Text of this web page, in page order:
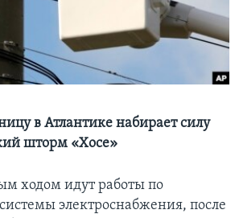
в Атлантике набирает силу
шторм «Хосе»
ходом идут работы по
электроснабжения, после